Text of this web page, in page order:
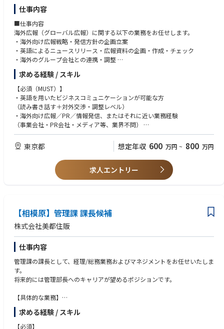
【求める人物象】
・物腰柔らかく、何事も素直に受け止められる方
・公平感を備えている方
・サポート役としてやりがいを感じられる方
仕事内容
■仕事内容
海外広報（グローバル広報）に関する以下の業務をお任せします。
・海外向け広報戦略・発信方針の企画立案
・英語によるニュースリリース・広報資料の企画・作成・チェック
・海外のグループ会社との連携・調整
・海外PR会社との連携・ディレクション・進行管理
・海外メディアからの問い合わせ対応、取材調整、プレスツアーの企画
・海外向け発信における表現・内容の品質管理、リスクマネジメント
・社内関係部署（海外事業部門、IR、経営層等）との連携・調整
・海外広報業務の標準化・運用フロー整備
※入社後は、海外広報の基盤構築・運用確立を中心的役割として担ってい
ただく想定です。
■配属先情報
広報企画部 東京広報グループ
※勤務地：東京本社（飯田橋） ／全国転勤あり
※国内広報メンバーと連携しつつ、海外広報領域を専任（予定）で担当し
ていただきます。
求める経験 / スキル
【必須（MUST）】
・英語を用いたビジネスコミュニケーションが可能な方
（読み書き話す＋対外交渉・調整レベル）
・海外向け広報／PR／情報発信、またはそれに近い業務経験
（事業会社・PR会社・メディア等、業界不問）
・社内外の関係者と調整しながら、業務を主体的に推進できる方
（交渉力・折衝力）
【歓迎（WANT）】
・事業会社における海外広報・グローバルPRの実務経験
・海外PR会社・海外メディアとの協業経験
【その他】
■求める人物像
・グローバル視点で物事を捉え、論点整理・判断ができる方
・正確性・リスク意識を持ちつつ、スピード感をもって行動できる方
・海外ステークホルダーと日本企業の間に立ち、橋渡し役を担える方
・既存のやり方にとらわれず、仕組みづくり・改善を楽しめる方
・目的思考でスピードを持って行動できる方
東京都 想定年収 600 万円 ~ 800 万円
求人エントリー
【相模原】管理課 課長候補
株式会社美都住販
仕事内容
管理課の課長として、経理/総務業務およびマネジメントをお任せいたしま
す。
将来的には管理部長へのキャリアが望めるポジションです。
【具体的な業務】
・管理課 マネジメント業務（5名所属）
・経理業務（原価管理、取締役会資料作成、銀行折衝等）
・総務業務（社内システム管理、ITインフラの運用・保守）
求める経験 / スキル
【必須】